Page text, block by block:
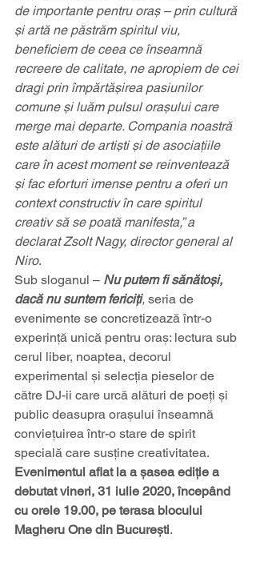
de importante pentru oraș – prin cultură
și artă ne păstrăm spiritul viu,
beneficiem de ceea ce înseamnă
recreere de calitate, ne apropiem de cei
dragi prin împărtășirea pasiunilor
comune și luăm pulsul orașului care
merge mai departe. Compania noastră
este alături de artiști și de asociațiile
care în acest moment se reinventează
și fac eforturi imense pentru a oferi un
context constructiv în care spiritul
creativ să se poată manifesta,” a
declarat Zsolt Nagy, director general al
Niro.
Sub sloganul – Nu putem fi sănătoși,
dacă nu suntem fericiți, seria de
evenimente se concretizează într-o
experință unică pentru oraș: lectura sub
cerul liber, noaptea, decorul
experimental și selecția pieselor de
către DJ-ii care urcă alături de poeți și
public deasupra orașului înseamnă
conviețuirea într-o stare de spirit
specială care susține creativitatea.
Evenimentul aflat la a șasea ediție a
debutat vineri, 31 iulie 2020, începând
cu orele 19.00, pe terasa blocului
Magheru One din București.